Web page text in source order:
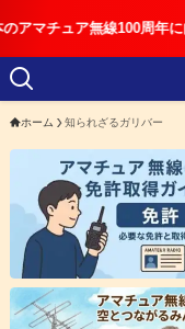
ュア無線100周年に向け
ホーム 知られざるガリバー